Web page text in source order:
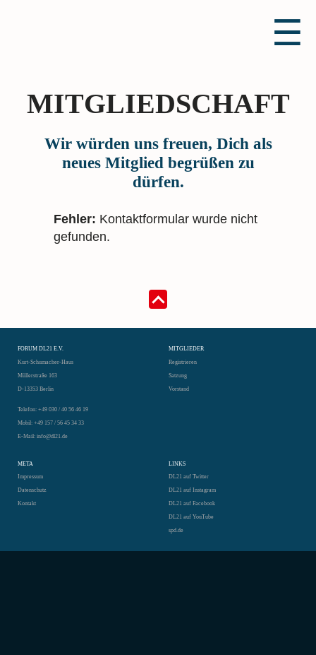
☰
MITGLIEDSCHAFT
Wir würden uns freuen, Dich als
neues Mitglied begrüßen zu
dürfen.
Fehler: Kontaktformular wurde nicht
gefunden.
FORUM DL21 E.V.
Kurt-Schumacher-Haus
Müllerstraße 163
D-13353 Berlin
Telefon: +49 030 / 40 56 46 19
Mobil: +49 157 / 56 45 34 33
E-Mail: info@dl21.de
MITGLIEDER
Registrieren
Satzung
Vorstand
META
Impressum
Datenschutz
Kontakt
LINKS
DL21 auf Twitter
DL21 auf Instagram
DL21 auf Facebook
DL21 auf YouTube
spd.de